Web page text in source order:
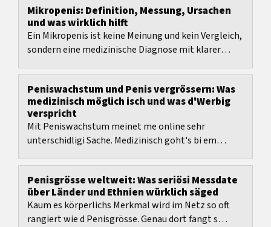
Mikropenis: Definition, Messung, Ursachen
und was wirklich hilft
Ein Mikropenis ist keine Meinung und kein Vergleich,
sondern eine medizinische Diagnose mit klarer
Peniswachstum und Penis vergrössern: Was
medizinisch möglich isch und was d'Werbig
verspricht
Mit Peniswachstum meinet me online sehr
unterschidligi Sache. Medizinisch goht's bi em
und Pubertät....
Penisgrösse weltweit: Was seriösi Messdate
über Länder und Ethnien würklich säged
Kaum es körperlichs Merkmal wird im Netz so oft
rangiert wie d Penisgrösse. Genau dort fangt s